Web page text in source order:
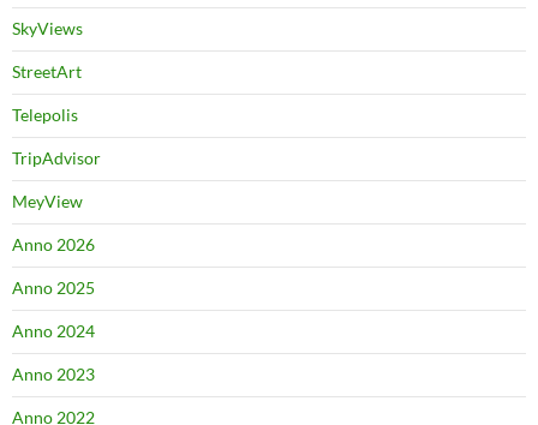
SkyViews
StreetArt
Telepolis
TripAdvisor
MeyView
Anno 2026
Anno 2025
Anno 2024
Anno 2023
Anno 2022